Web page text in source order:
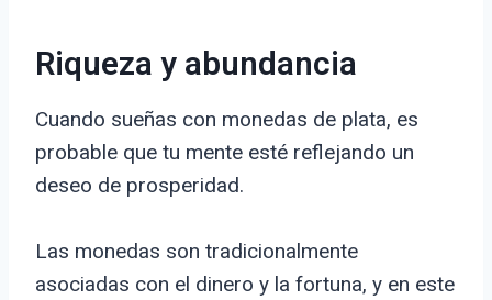
Riqueza y abundancia
Cuando sueñas con monedas de plata, es
probable que tu mente esté reflejando un
deseo de prosperidad.
Las monedas son tradicionalmente
asociadas con el dinero y la fortuna, y en este